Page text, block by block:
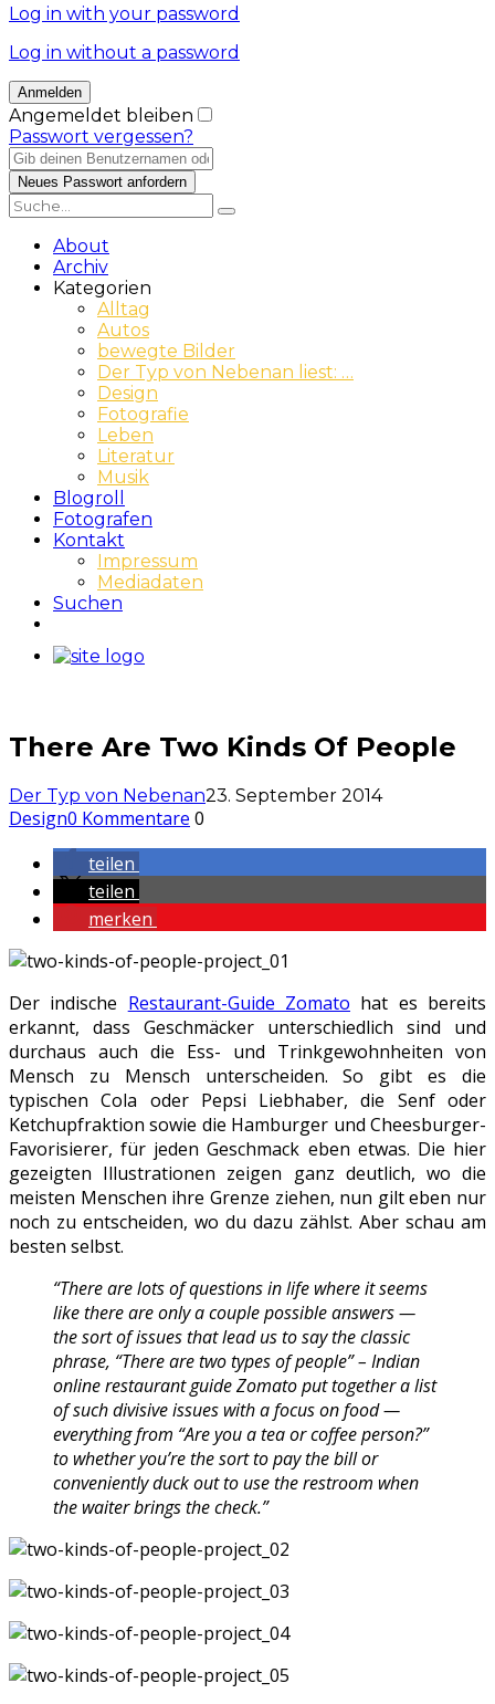
Log in with your password
Log in without a password
Angemeldet bleiben
Passwort vergessen?
About
Archiv
Kategorien
Alltag
Autos
bewegte Bilder
Der Typ von Nebenan liest: …
Design
Fotografie
Leben
Literatur
Musik
Blogroll
Fotografen
Kontakt
Impressum
Mediadaten
Suchen
There Are Two Kinds Of People
Der Typ von Nebenan23. September 2014
Design0 Kommentare 0
teilen
teilen
merken
Der indische Restaurant-Guide Zomato hat es bereits
erkannt, dass Geschmäcker unterschiedlich sind und
durchaus auch die Ess- und Trinkgewohnheiten von
Mensch zu Mensch unterscheiden. So gibt es die
typischen Cola oder Pepsi Liebhaber, die Senf oder
Ketchupfraktion sowie die Hamburger und Cheesburger-
Favorisierer, für jeden Geschmack eben etwas. Die hier
gezeigten Illustrationen zeigen ganz deutlich, wo die
meisten Menschen ihre Grenze ziehen, nun gilt eben nur
noch zu entscheiden, wo du dazu zählst. Aber schau am
besten selbst.
“There are lots of questions in life where it seems
like there are only a couple possible answers —
the sort of issues that lead us to say the classic
phrase, “There are two types of people” – Indian
online restaurant guide Zomato put together a list
of such divisive issues with a focus on food —
everything from “Are you a tea or coffee person?”
to whether you’re the sort to pay the bill or
conveniently duck out to use the restroom when
the waiter brings the check.”